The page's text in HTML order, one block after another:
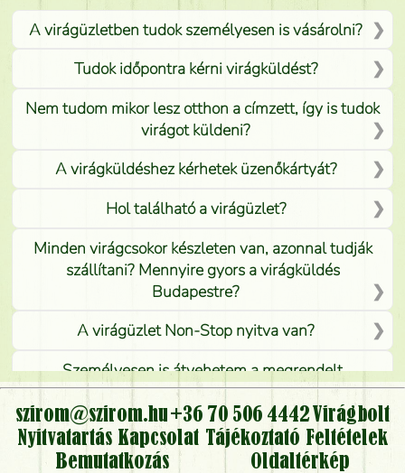
A virágüzletben tudok személyesen is vásárolni?
Tudok időpontra kérni virágküldést?
Nem tudom mikor lesz otthon a címzett, így is tudok
virágot küldeni?
A virágküldéshez kérhetek üzenőkártyát?
Hol található a virágüzlet?
Minden virágcsokor készleten van, azonnal tudják
szállítani? Mennyire gyors a virágküldés
Budapestre?
A virágüzlet Non-Stop nyitva van?
Személyesen is átvehetem a megrendelt
virágcsokrot, vagy csak virágküldéssel, kiszállítással
kérhető?
Vidékre is lehet rendelni?
szirom@szirom.hu +36 70 506 4442Virágbolt
Nyitvatartás Kapcsolat Tájékoztató Feltételek
Bemutatkozás
Oldaltérkép